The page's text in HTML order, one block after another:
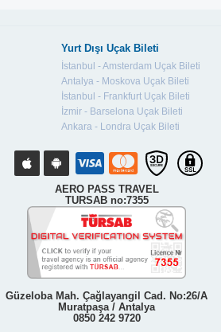
Yurt Dışı Uçak Bileti
İstanbul - Amsterdam Uçak Bileti
Antalya - Moskova Uçak Bileti
İstanbul - Frankfurt Uçak Bileti
İzmir - Barselona Uçak Bileti
Ankara - Londra Uçak Bileti
AERO PASS TRAVEL
TURSAB no:7355
Güzeloba Mah. Çağlayangil Cad. No:26/A
Muratpaşa / Antalya
0850 242 9720